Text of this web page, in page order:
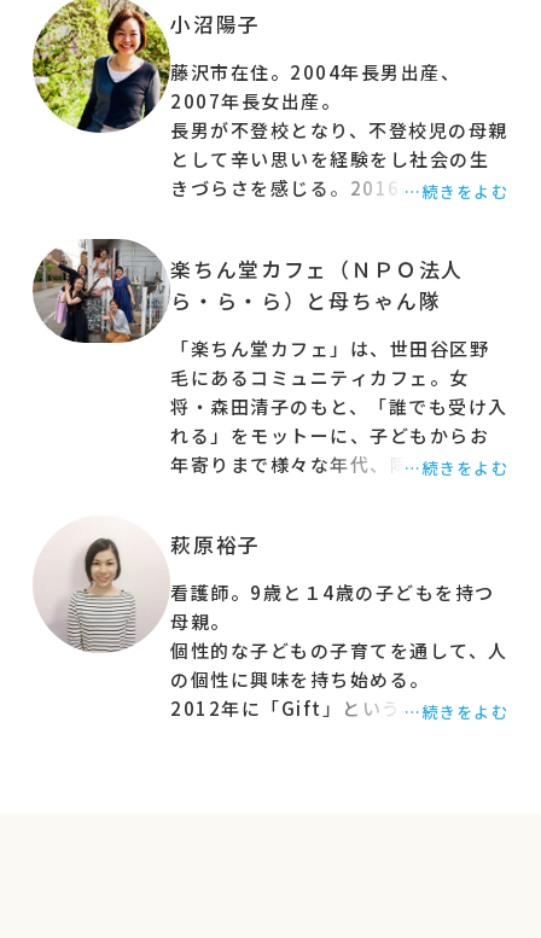
「多様な学びプロジェクト」からは萩原裕子が
登壇し、地域の人と協力してつくる子どもの学び
の場「コドモ農業大学」や「まちの先生」、街を
舞台に地域の課題を解決するプロジェクトベース
ドラーニング「コドモギルド」を紹介します。地
域の人と協力してつくる子どもの学びの場づくり
の秘密はなんでしょうか？
☑︎仲間の増やし方
☑︎地域の味方の見つけ方
☑︎気になるお金のこと。
☑︎子ども達が街で学ぶ方法
これから「居場所」を始めてみたい方、さらに
活動を広げていきたい方のためのヒントがぎゅっ
とつまった講座です。
・学校外で学ぶ子どもたちや親のための「居場
所」づくりを始めた方、これから作ろうと思って
いる方。
・現在不登校やホームエデュケーション、行きし
ぶりのお子さんの保護者、フリースクール・オル
タナティブスクール 関係者、または学校関係者
小沼陽子
藤沢市在住。2004年長男出産、
2007年長女出産。
長男が不登校となり、不登校児の母親
として辛い思いを経験をし社会の生
きづらさを感じる。2016年オリック
「ホームスクーリングで輝くみらい
タウンプロジェクト」を立上げる。
間勤めた会社を辞め、考え方・生き
方を転換。みんな違ってみんない
い！社会を目指して活動中。
…続きをよむ
楽ちん堂カフェ（ＮＰＯ法人
ら・ら・ら）と母ちゃん隊
「楽ちん堂カフェ」は、世田谷区野
毛にあるコミュニティカフェ。女
将・森田清子のもと、「誰でも受け入
れる」をモットーに、子どもからお
年寄りまで様々な年代、障害のある
年秋ごろから、不登校や発達凹凸の
子どもたちが日中や放課後を過ごす
ようになり、その母親たちがスタッフ
としてケータリング弁当や喫茶に従
事。子どもたちにとって健全に成長
できる環境を、楽ちん堂に集う人々
と共に試行錯誤中。
…続きをよむ
萩原裕子
看護師。9歳と１4歳の子どもを持つ
母親。
個性的な子どもの子育てを通して、人
の個性に興味を持ち始める。
2012年に「Gift」というプロジェク
…続きをよむ